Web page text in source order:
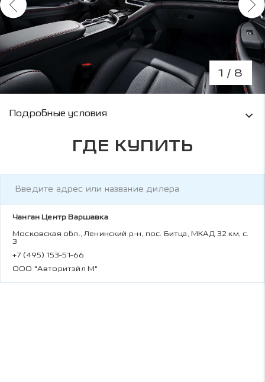
1 / 8
Условия кредитования и информация о
Подробные условия
ГДЕ КУПИТЬ
Чанган Центр Варшавка
Московская обл., Ленинский р-н, пос. Битца, МКАД 32 км, с.
3
+7 (495) 153-51-66
ООО "Авторитэйл М"